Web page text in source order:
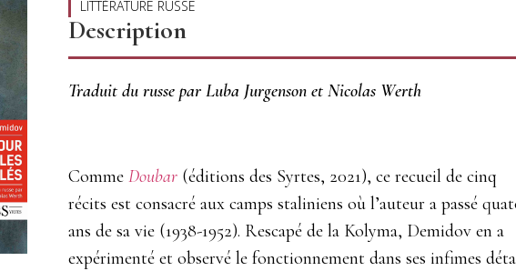
LITTÉRATURE RUSSE
Description
Traduit du russe par Luba Jurgenson et Nicolas Werth
Comme Doubar (éditions des Syrtes, 2021), ce recueil de cinq
récits est consacré aux camps staliniens où l’auteur a passé
ans de sa vie (1938-1952). Rescapé de la Kolyma, Demidov en a
expérimenté et observé le fonctionnement dans ses infimes